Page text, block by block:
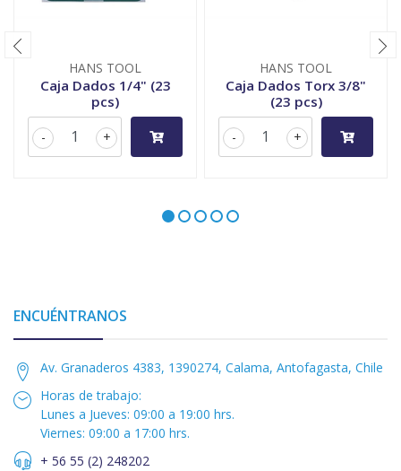
HANS TOOL
Caja Dados 1/4" (23
pcs)
+
-
HANS TOOL
Caja Dados Torx 3/8"
(23 pcs)
+
-
ENCUÉNTRANOS
Av. Granaderos 4383, 1390274, Calama, Antofagasta, Chile
Horas de trabajo:
Lunes a Jueves: 09:00 a 19:00 hrs.
Viernes: 09:00 a 17:00 hrs.
+ 56 55 (2) 248202